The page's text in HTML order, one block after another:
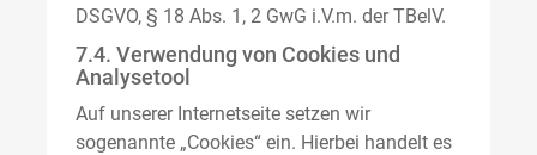
DSGVO, § 18 Abs. 1, 2 GwG i.V.m. der TBelV.
7.4. Verwendung von Cookies und
Analysetool
Auf unserer Internetseite setzen wir
sogenannte „Cookies“ ein. Hierbei handelt es